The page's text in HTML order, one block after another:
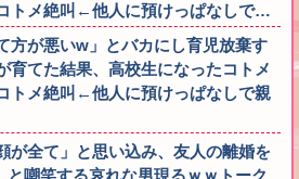
トメ絶叫←他人に預けっぱなしで…
方が悪いw」とバカにし育児放棄す
育てた結果、高校生になったコトメ
トメ絶叫←他人に預けっぱなしで親
が全て」と思い込み、友人の離婚を